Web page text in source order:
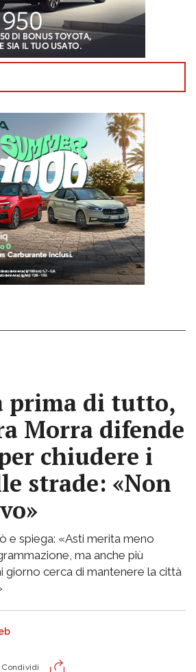
prima di tutto,
Morra difende
chiudere i
strade: «Non
e spiega: «Asti merita meno
ma anche più
giorno cerca di mantenere la città
Condividi